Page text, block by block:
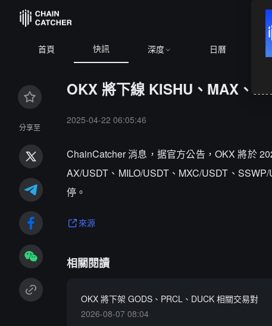
首頁 快訊 深度 日曆
分享至
OKX 將下線 KISHU、MAX、
2025-04-22 06:05:46
ChainCatcher 消息，据官方公告，OKX 將於
AX/USDT、MILO/USDT、MXC/USDT、
停。
來源
相關閱讀
OKX 將下架 GODS、PRCL、DUCK 相關交易對
2026-08-07 08:04